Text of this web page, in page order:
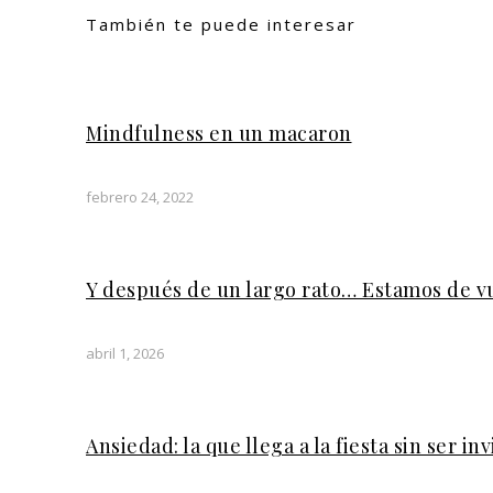
También te puede interesar
Mindfulness en un macaron
febrero 24, 2022
Y después de un largo rato… Estamos de
abril 1, 2026
Ansiedad: la que llega a la fiesta sin ser